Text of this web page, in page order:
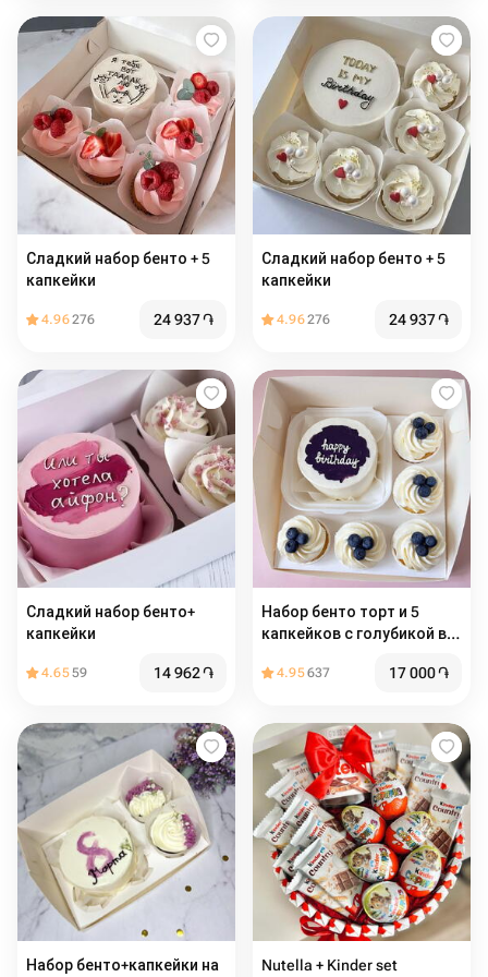
Сладкий набор бенто + 5
капкейки
4.96276 24 937֏
Сладкий набор бенто + 5
капкейки
4.96276 24 937֏
Сладкий набор бенто+
капкейки
4.6559 14 962֏
Набор бенто торт и 5
капкейков с голубикой в
рождения
4.95637 17 000֏
Набор бенто+капкейки на Nutella + Kinder set